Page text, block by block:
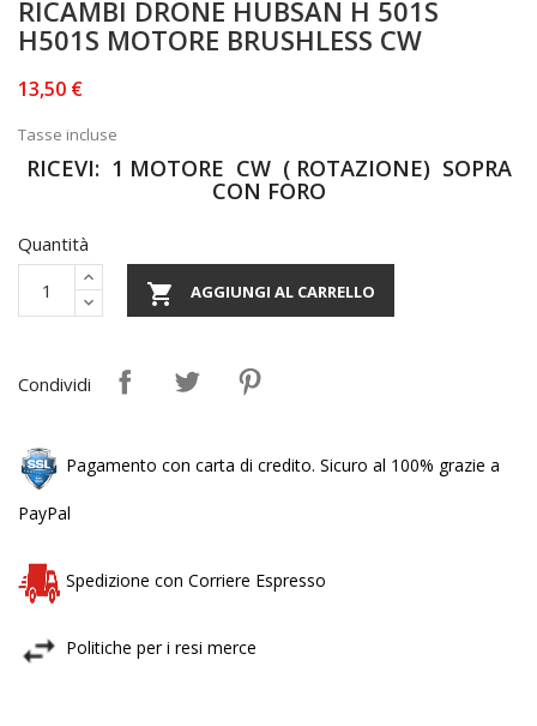
RICAMBI DRONE HUBSAN H 501S
H501S MOTORE BRUSHLESS CW
13,50 €
Tasse incluse
RICEVI: 1 MOTORE CW ( ROTAZIONE) SOPRA
CON FORO
Quantità
 AGGIUNGI AL CARRELLO
Condividi
Pagamento con carta di credito. Sicuro al 100% grazie a
PayPal
Spedizione con Corriere Espresso
Politiche per i resi merce